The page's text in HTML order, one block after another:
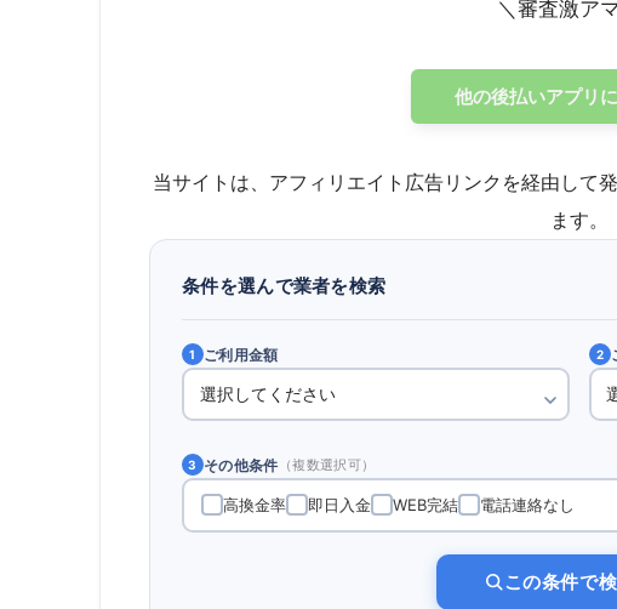
＼審査激ア
他の後払いアプリ
当サイトは、アフィリエイト広告リンクを経由して
ます。
条件を選んで業者を検索
1 ご利用金額 2
3 その他条件 （複数選択可）
高換金率 即日入金 WEB完結 電話連絡なし
この条件で